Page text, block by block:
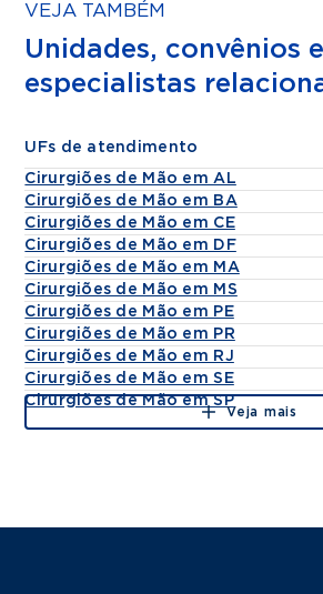
VEJA TAMBÉM
Unidades, convênios e
especialistas
UFs de atendimento
Cirurgiões de Mão em AL
Cirurgiões de Mão em BA
Cirurgiões de Mão em CE
Cirurgiões de Mão em DF
Cirurgiões de Mão em MA
Cirurgiões de Mão em MS
Cirurgiões de Mão em PE
Cirurgiões de Mão em PR
Cirurgiões de Mão em RJ
Cirurgiões de Mão em SE
Cirurgiões de Mão em SP
Veja mais